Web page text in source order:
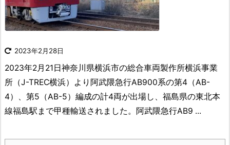
2023年2月28日
2023年2月21日神奈川県横浜市の総合車両製作所横浜事業
所（J-TREC横浜）より阿武隈急行AB900系の第4（AB-
4）、第5（AB-5）編成の計4両が出場し、福島県の東北本
線福島駅まで甲種輸送されました。
阿武隈急行AB9 ...